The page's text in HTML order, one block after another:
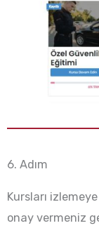
6. Adım
Kursları
onay vermeniz